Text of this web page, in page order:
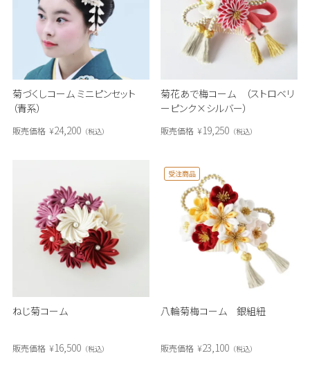
菊づくしコーム ミニピンセット
（青系）
販売価格 ¥24,200 税込
菊花あで梅コーム （ストロベリ
ーピンク×シルバー）
販売価格 ¥19,250 税込
ねじ菊コーム
販売価格 ¥16,500 税込
八輪菊梅コーム 銀組紐
受注商品
販売価格 ¥23,100 税込